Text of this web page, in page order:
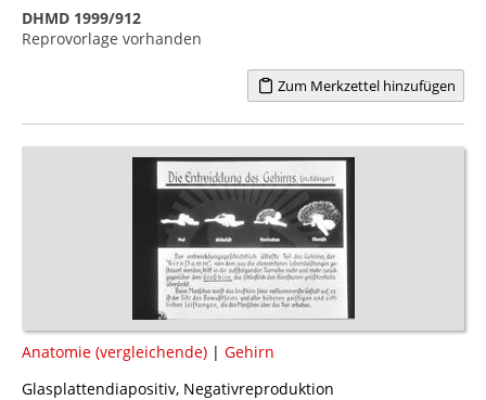
DHMD 1999/912
Reprovorlage vorhanden
Zum Merkzettel hinzufügen
Anatomie (vergleichende) | Gehirn
Glasplattendiapositiv, Negativreproduktion